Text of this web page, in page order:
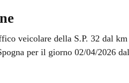
veicolare della S.P. 32 dal
per il giorno 02/04/2026